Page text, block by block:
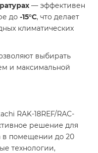
— эффективен
до -15°C, что делает
климатических
выбирать
и максимальной
RAK-18REF/RAC-
решение для
в помещении до 20
технологии,